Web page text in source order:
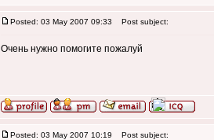
Posted: 03 May 2007 09:33 Post subject:
Очень нужно помогите пожалуй
Posted: 03 May 2007 10:19 Post subject: